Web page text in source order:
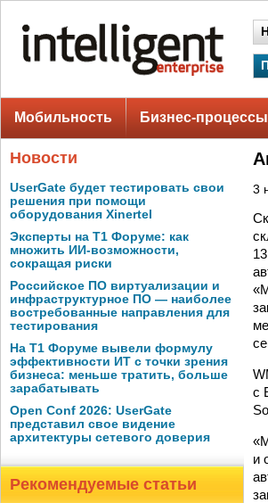
Мобильность Бизнес-процессы
Новости
UserGate будет тестировать свои
решения при помощи
оборудования Xinertel
Эксперты на Т1 Форуме: как
множить ИИ-возможности,
сокращая риски
Российское ПО виртуализации и
инфраструктурное ПО — наиболее
востребованные направления для
тестирования
На Т1 Форуме вывели формулу
эффективности ИТ с точки зрения
бизнеса: меньше тратить, больше
зарабатывать
Open Conf 2026: UserGate
представил свое видение
архитектуры сетевого доверия
Рекомендуемые статьи
3
с
и